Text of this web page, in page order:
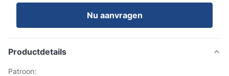
Nu aanvragen
Productdetails
Patroon: